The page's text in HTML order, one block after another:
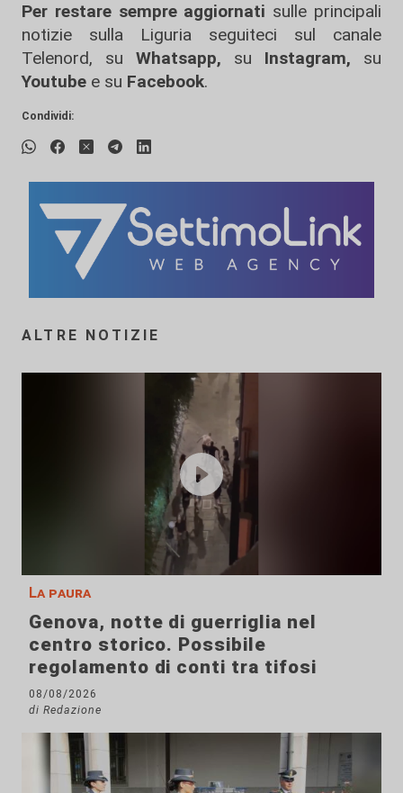
Per restare sempre aggiornati sulle principali
notizie sulla Liguria seguiteci sul canale
Telenord, su
Whatsapp, su Instagram, su
Youtube e su Facebook.
Condividi:
ALTRE NOTIZIE
La paura
Genova, notte di guerriglia nel
centro storico. Possibile
regolamento di conti tra tifosi
08/08/2026
di Redazione